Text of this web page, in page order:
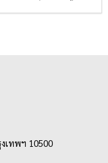
ยเทคนิค ยิ่งไปกว่านั้นยัง
ะส่วนใหญ่ในอดีตที่ใช้สี
นลงบนผ้าใบแคนวาส
เทพฯ 10500